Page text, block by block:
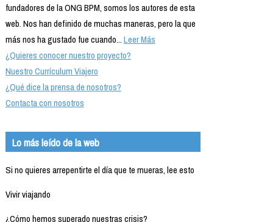
fundadores de la ONG BPM, somos los autores de esta
web. Nos han definido de muchas maneras, pero la que
más nos ha gustado fue cuando...Leer Más
¿Quieres conocer nuestro proyecto?
Nuestro Currículum Viajero
¿Qué dice la prensa de nosotros?
Contacta con nosotros
Lo más leído de la web
Si no quieres arrepentirte el día que te mueras, lee esto
Vivir viajando
¿Cómo hemos superado nuestras crisis?